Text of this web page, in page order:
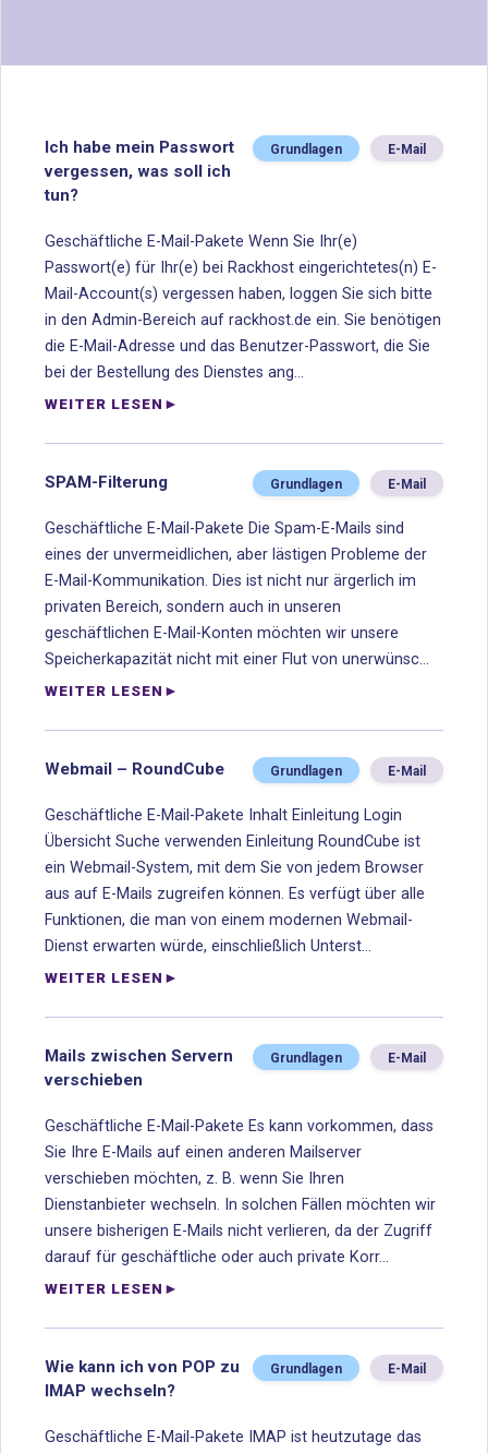
Ich habe mein Passwort
vergessen, was soll ich
tun?
Grundlagen E-Mail
Geschäftliche E-Mail-Pakete Wenn Sie Ihr(e)
Passwort(e) für Ihr(e) bei Rackhost eingerichtetes(n) E-
Mail-Account(s) vergessen haben, loggen Sie sich bitte
in den Admin-Bereich auf rackhost.de ein. Sie benötigen
die E-Mail-Adresse und das Benutzer-Passwort, die Sie
bei der Bestellung des Dienstes ang...
WEITER LESEN
SPAM-Filterung Grundlagen E-Mail
Geschäftliche E-Mail-Pakete Die Spam-E-Mails sind
eines der unvermeidlichen, aber lästigen Probleme der
E-Mail-Kommunikation. Dies ist nicht nur ärgerlich im
privaten Bereich, sondern auch in unseren
geschäftlichen E-Mail-Konten möchten wir unsere
Speicherkapazität nicht mit einer Flut von unerwünsc...
WEITER LESEN
Webmail – RoundCube Grundlagen E-Mail
Geschäftliche E-Mail-Pakete Inhalt Einleitung Login
Übersicht Suche verwenden Einleitung RoundCube ist
ein Webmail-System, mit dem Sie von jedem Browser
aus auf E-Mails zugreifen können. Es verfügt über alle
Funktionen, die man von einem modernen Webmail-
Dienst erwarten würde, einschließlich Unterst...
WEITER LESEN
Mails zwischen Servern
verschieben
Grundlagen E-Mail
Geschäftliche E-Mail-Pakete Es kann vorkommen, dass
Sie Ihre E-Mails auf einen anderen Mailserver
verschieben möchten, z. B. wenn Sie Ihren
Dienstanbieter wechseln. In solchen Fällen möchten wir
unsere bisherigen E-Mails nicht verlieren, da der Zugriff
darauf für geschäftliche oder auch private Korr...
WEITER LESEN
Wie kann ich von POP zu
IMAP wechseln?
Grundlagen E-Mail
Geschäftliche E-Mail-Pakete IMAP ist heutzutage das